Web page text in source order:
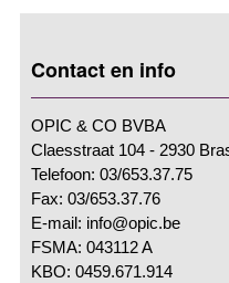
Contact en info
OPIC & CO BVBA
Claesstraat 104 - 2930
Telefoon: 03/653.37.75
Fax: 03/653.37.76
E-mail: info@opic.be
FSMA: 043112 A
KBO: 0459.671.914